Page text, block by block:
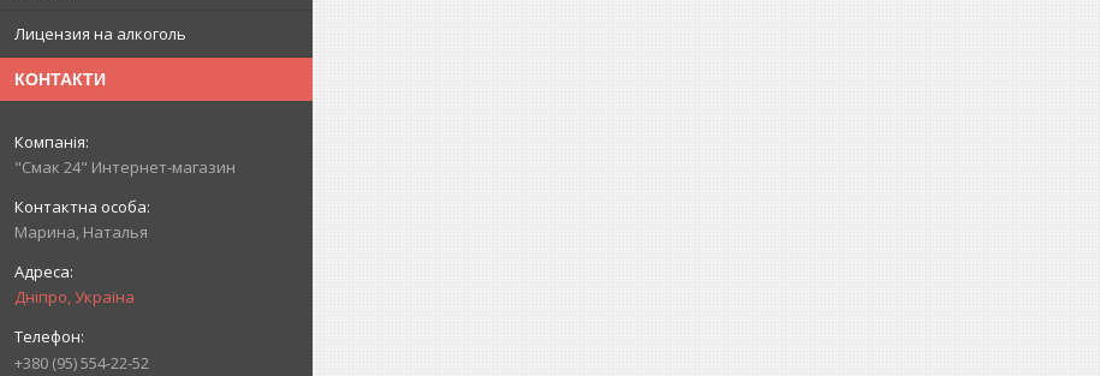
Лицензия на алкоголь
КОНТАКТИ
"Смак 24" Интернет-магазин
Марина, Наталья
Дніпро, Україна
+380 (95) 554-22-52